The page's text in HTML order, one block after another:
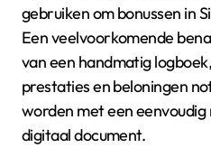
gebruiken om bonussen in
Een veelvoorkomende
van een handmatig
prestaties en beloningen
worden met een
digitaal document.